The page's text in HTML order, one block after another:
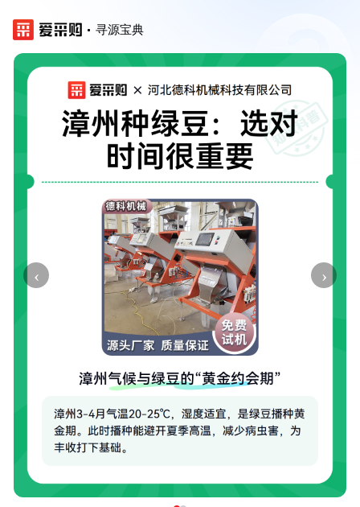
寻源宝典
‹ ›